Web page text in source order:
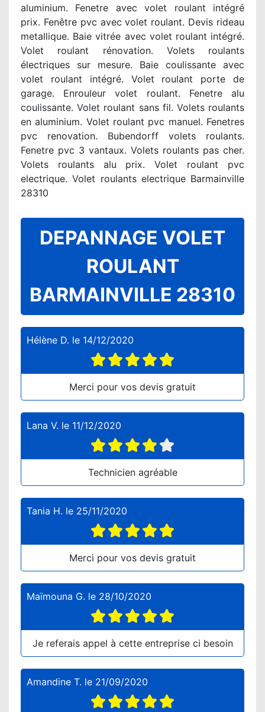
aluminium. Fenetre avec volet roulant intégré
prix. Fenêtre pvc avec volet roulant. Devis rideau
metallique. Baie vitrée avec volet roulant intégré.
Volet roulant rénovation. Volets roulants
électriques sur mesure. Baie coulissante avec
volet roulant intégré. Volet roulant porte de
garage. Enrouleur volet roulant. Fenetre alu
coulissante. Volet roulant sans fil. Volets roulants
en aluminium. Volet roulant pvc manuel. Fenetres
pvc renovation. Bubendorff volets roulants.
Fenetre pvc 3 vantaux. Volets roulants pas cher.
Volets roulants alu prix. Volet roulant pvc
electrique. Volet roulants electrique Barmainville
28310
DEPANNAGE VOLET
ROULANT
BARMAINVILLE 28310
Hélène D. le 14/12/2020
Merci pour vos devis gratuit
Lana V. le 11/12/2020
Technicien agréable
Tania H. le 25/11/2020
Merci pour vos devis gratuit
Maïmouna G. le 28/10/2020
Je referais appel à cette entreprise ci besoin
Amandine T. le 21/09/2020